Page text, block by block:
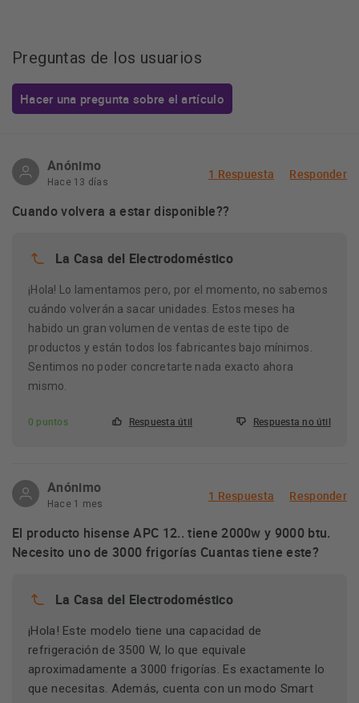
Preguntas de los usuarios
Hacer una pregunta sobre el artículo
Anónimo
Hace 13 días
1 Respuesta Responder
Cuando volvera a estar disponible??
La Casa del Electrodoméstico
¡Hola! Lo lamentamos pero, por el momento, no sabemos
cuándo volverán a sacar unidades. Estos meses ha
habido un gran volumen de ventas de este tipo de
productos y están todos los fabricantes bajo mínimos.
Sentimos no poder concretarte nada exacto ahora
mismo.
0 puntos Respuesta útil Respuesta no útil
Anónimo
Hace 1 mes
1 Respuesta Responder
El producto hisense APC 12.. tiene 2000w y 9000 btu.
Necesito uno de 3000 frigorías Cuantas tiene este?
La Casa del Electrodoméstico
¡Hola! Este modelo tiene una capacidad de
refrigeración de 3500 W, lo que equivale
aproximadamente a 3000 frigorías. Es exactamente lo
que necesitas. Además, cuenta con un modo Smart